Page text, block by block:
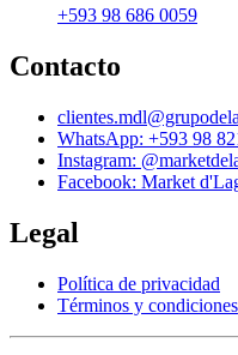
+593 98 686 0059
Contacto
WhatsApp: +593 98
Instagram:
Facebook: Market
Legal
Política de privacidad
Términos y condiciones